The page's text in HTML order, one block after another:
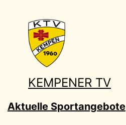
springen
KEMPENER TV
Aktuelle Sportangebote